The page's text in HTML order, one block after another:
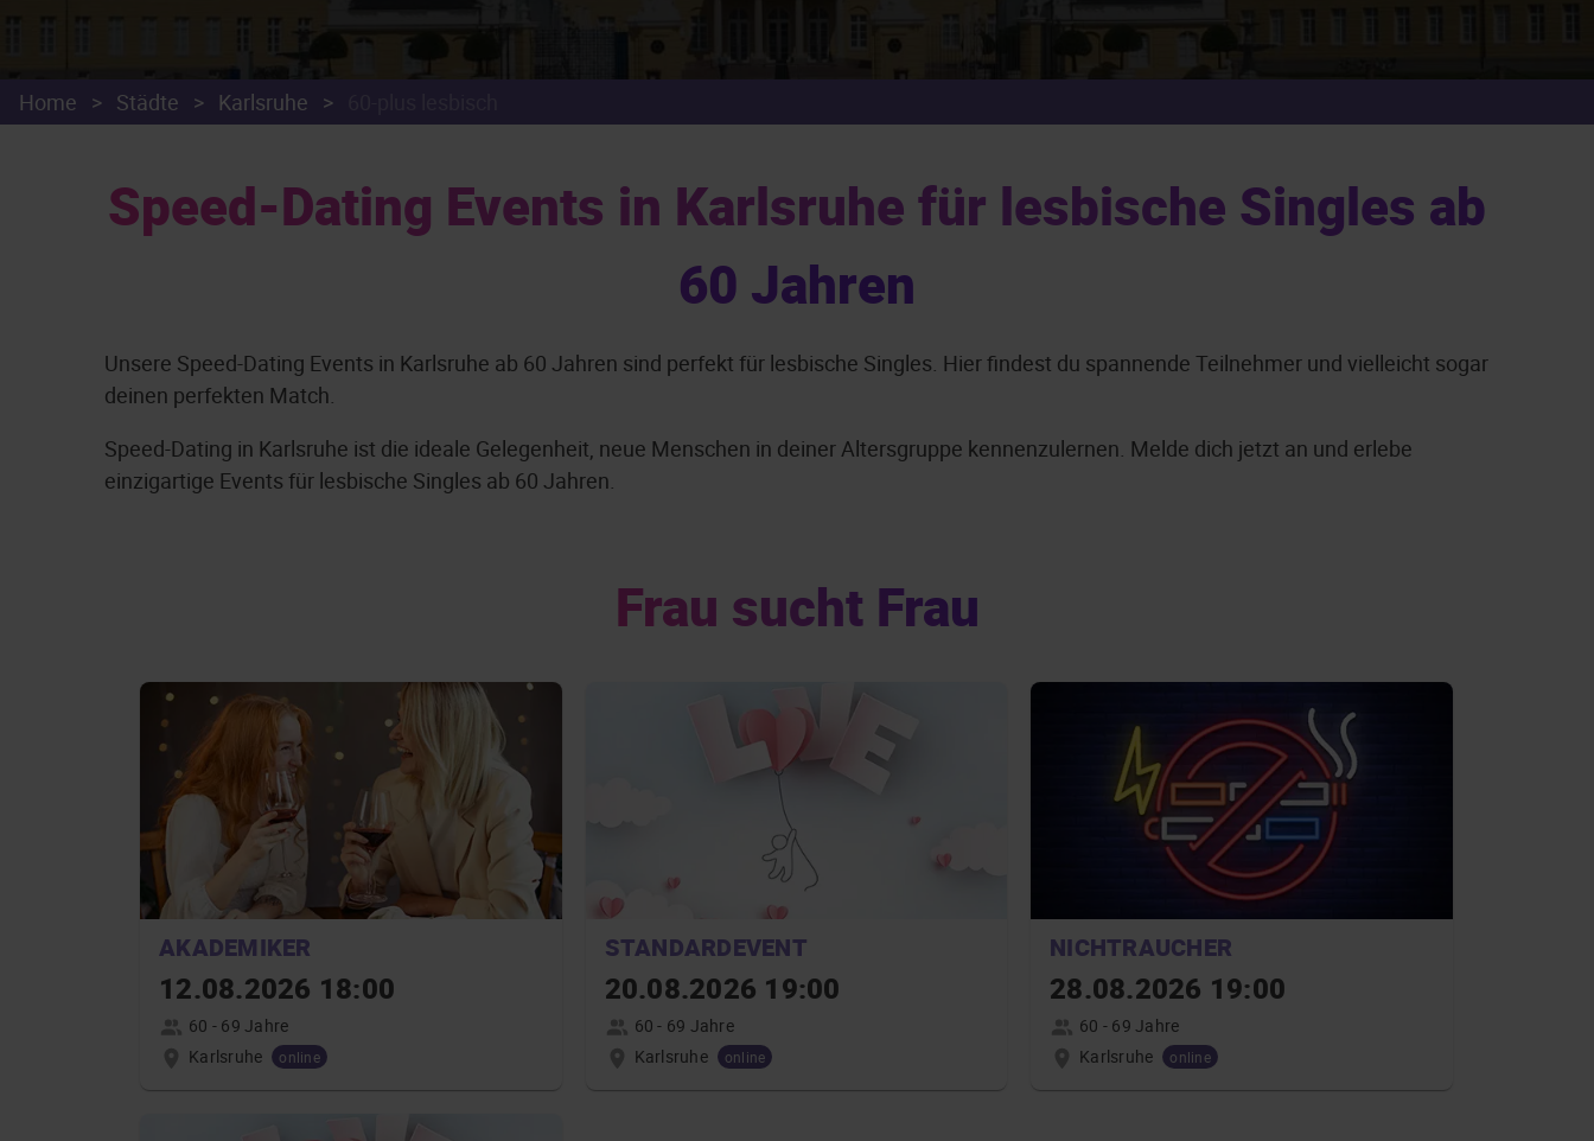
Home > Städte > Karlsruhe >
Speed-Dating Events in Karlsruhe für lesbische Singles ab
60 Jahren
Unsere Speed-Dating Events in Karlsruhe ab 60 Jahren sind perfekt für lesbische Singles. Hier findest du spannende Teilnehmer und vielleicht sogar
deinen perfekten Match.
Speed-Dating in Karlsruhe ist die ideale Gelegenheit, neue Menschen in deiner Altersgruppe kennenzulernen. Melde dich jetzt an und erlebe
einzigartige Events für lesbische Singles ab 60 Jahren.
Frau sucht Frau
AKADEMIKER
12.08.2026 18:00
60 - 69 Jahre
Karlsruhe
online
STANDARDEVENT
20.08.2026 19:00
60 - 69 Jahre
Karlsruhe
online
NICHTRAUCHER
28.08.2026 19:00
60 - 69 Jahre
Karlsruhe
online